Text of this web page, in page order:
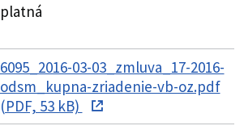
platná
6095_2016-03-03_zmluva_17-2016-
odsm_kupna-zriadenie-vb-oz.pdf
(PDF, 53 kB)